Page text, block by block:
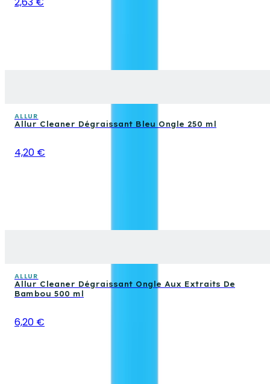
ALLUR
Allur Cleaner Dégraissant Bleu Ongle 250 ml
4,20 €
ALLUR
Allur Cleaner Dégraissant Ongle Aux Extraits De
Bambou 500 ml
6,20 €